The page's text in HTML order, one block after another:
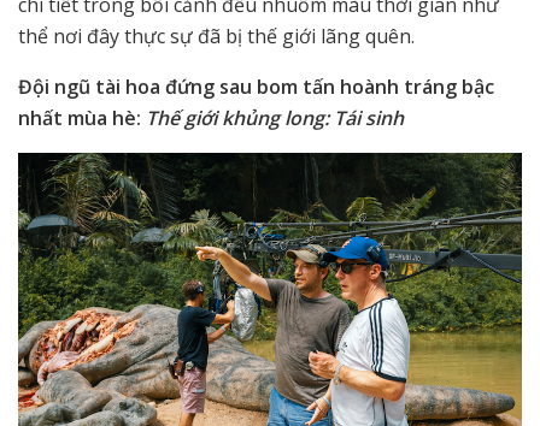
thể nơi đây thực sự đã bị thế giới lãng quên.
Đội ngũ tài hoa đứng sau bom tấn hoành tráng bậc
nhất mùa hè: Thế giới khủng long: Tái sinh